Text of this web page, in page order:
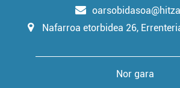
Nafarroa etorbidea 26,
Nor gara